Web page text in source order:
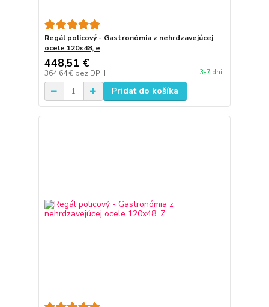
Regál policový - Gastronómia z nehrdzavejúcej
ocele 120x48, e
448,51 €
364,64 € bez DPH 3-7 dni
Pridať do košíka